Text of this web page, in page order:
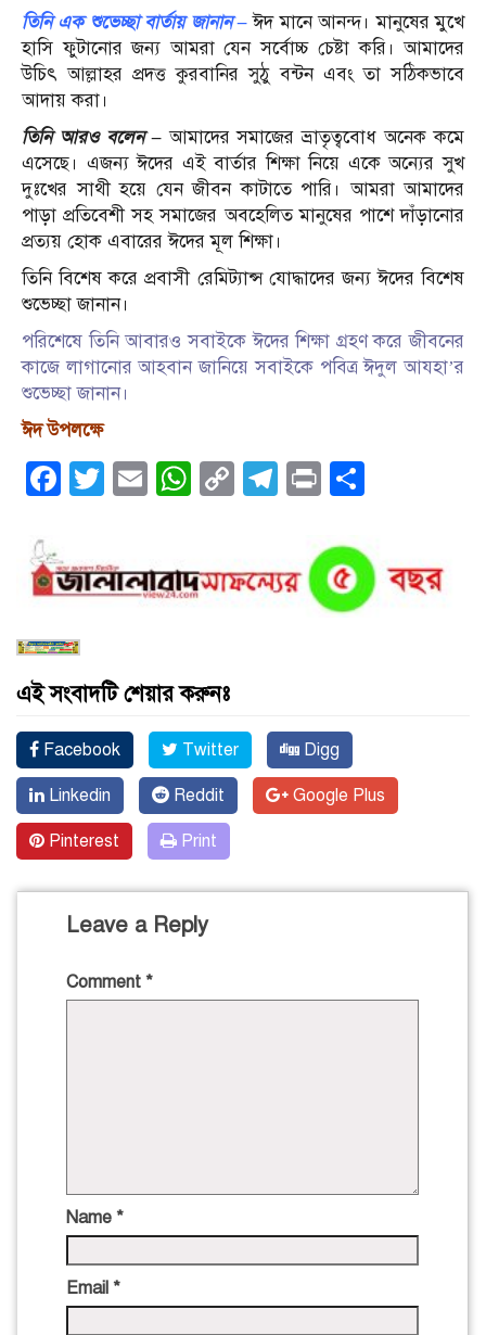
তিনি এক শুভেচ্ছা বার্তায় জানান – ঈদ মানে আনন্দ। মানুষের মুখে
হাসি ফুটানোর জন্য আমরা যেন সর্বোচ্চ চেষ্টা করি। আমাদের
উচিৎ আল্লাহর প্রদত্ত কুরবানির সুঠু বন্টন এবং তা সঠিকভাবে
আদায় করা।
তিনি আরও বলেন – আমাদের সমাজের ভ্রাতৃত্ববোধ অনেক কমে
এসেছে। এজন্য ঈদের এই বার্তার শিক্ষা নিয়ে একে অন্যের সুখ
দুঃখের সাথী হয়ে যেন জীবন কাটাতে পারি। আমরা আমাদের
পাড়া প্রতিবেশী সহ সমাজের অবহেলিত মানুষের পাশে দাঁড়ানোর
প্রত্যয় হোক এবারের ঈদের মূল শিক্ষা।
তিনি বিশেষ করে প্রবাসী রেমিট্যান্স যোদ্ধাদের জন্য ঈদের বিশেষ
শুভেচ্ছা জানান।
পরিশেষে তিনি আবারও সবাইকে ঈদের শিক্ষা গ্রহণ করে জীবনের
কাজে লাগানোর আহবান জানিয়ে সবাইকে পবিত্র ঈদুল আযহা’র
শুভেচ্ছা জানান।
ঈদ উপলক্ষে
Facebook
Twitter
EmailWhatsApp
CopyTelegram
Print
এই সংবাদটি শেয়ার করুনঃ
Facebook Twitter Digg
Linkedin Reddit Google Plus
Pinterest Print
Leave a Reply
Comment *
Name *
Email *